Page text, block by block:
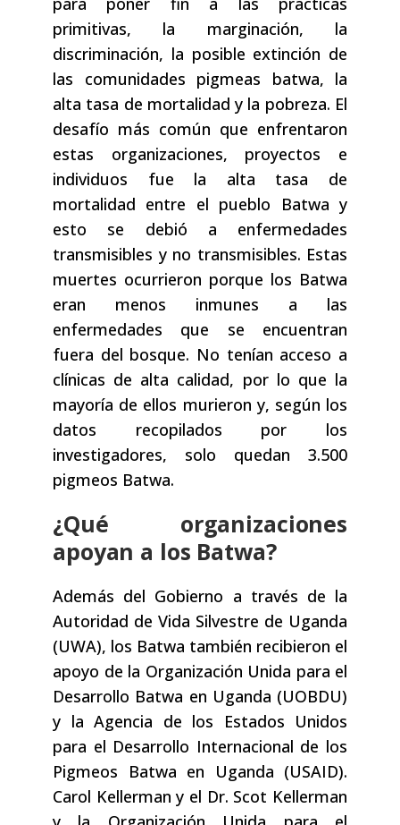
primitivas, la marginación, la
discriminación, la posible extinción de
las comunidades pigmeas batwa, la
alta tasa de mortalidad y la pobreza. El
desafío más común que enfrentaron
estas organizaciones, proyectos e
individuos fue la alta tasa de
mortalidad entre el pueblo Batwa y
esto se debió a enfermedades
transmisibles y no transmisibles. Estas
muertes ocurrieron porque los Batwa
eran menos inmunes a las
enfermedades que se encuentran
fuera del bosque. No tenían acceso a
clínicas de alta calidad, por lo que la
mayoría de ellos murieron y, según los
datos recopilados por los
investigadores, solo quedan 3.500
pigmeos Batwa.
¿Qué organizaciones
apoyan a los Batwa?
Además del Gobierno a través de la
Autoridad de Vida Silvestre de Uganda
(UWA), los Batwa también recibieron el
apoyo de la Organización Unida para el
Desarrollo Batwa en Uganda (UOBDU)
y la Agencia de los Estados Unidos
para el Desarrollo Internacional de los
Pigmeos Batwa en Uganda (USAID).
Carol Kellerman y el Dr. Scot Kellerman